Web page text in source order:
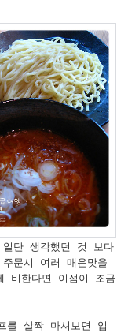
단 생각했던 것 보다
문시 여러 매운맛을
비한다면 이점이 조금
를 살짝 마셔보면 입